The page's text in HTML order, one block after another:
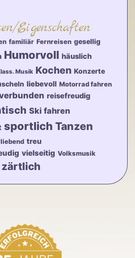
Eigenschaften
familiär Fernreisen gesellig
Humorvoll häuslich
Musik Kochen Konzerte
liebevoll Motorrad fahren
reisefreudig
Ski fahren
sportlich Tanzen
treu
vielseitig Volksmusik
zärtlich